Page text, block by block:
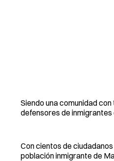
Siendo una comunidad
defensores de
Con cientos de
población inmigrante de